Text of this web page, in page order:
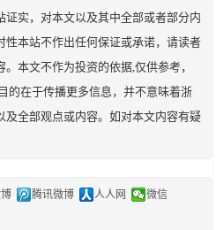
证实，对本文以及其中全部或者部分内
性本站不作出任何保证或承诺，请读者
本文不作为投资的依据,仅供参考，
的在于传播更多信息，并不意味着浙
及全部观点或内容。如对本文内容有疑
腾讯微博 人人网
微信